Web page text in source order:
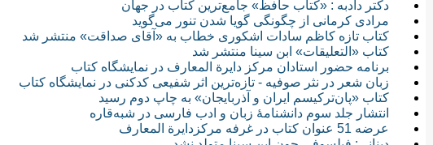
دکتر دادبه : «کتاب حافظ» جامع‌ترین کتاب در جهان
مرادی کرمانی از چگونگی گویا شدن تنور می‌گوید
كتاب تازه کاظم سادات اشکوری خطاب به «آقای صداقت» منتشر شد
کتاب «التعلیقات» ابن سینا منتشر شد
برنامه حضور استادان مرکز دایرة المعارف در نمایشگاه کتاب
زبان شعر در نثر صوفیه - تازه‌ترین اثر شفیعی کدکنی در نمایشگاه کتاب
کتاب «پان‌ترکیسم ایران و آذربایجان» به چاپ دوم رسید
انتشار جلد سوم دانشنامۀ زبان و ادب فارسی در شبه‌قاره
عرضه 51 عنوان كتاب در غرفه مرکزدایرة المعارف